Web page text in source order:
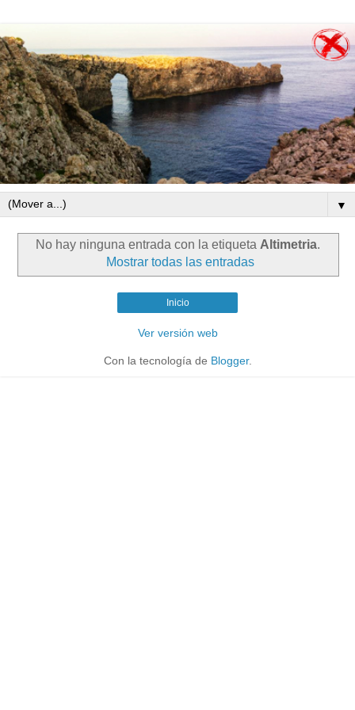
▼
No hay ninguna entrada con la etiqueta Altimetria.
Mostrar todas las entradas
Inicio
Ver versión web
Con la tecnología de Blogger.